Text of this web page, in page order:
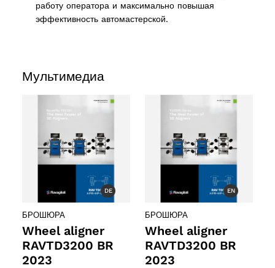
работу оператора и максимально повышая
эффективность автомастерской.
Мультимедиа
DE
БРОШЮРА
Wheel aligner
RAVTD3200 BR
2023
EN
БРОШЮРА
Wheel aligner
RAVTD3200 BR
2023